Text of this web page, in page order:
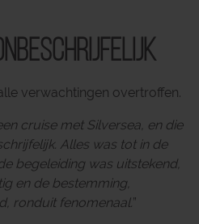
verwachtingen overtroffen.
cruise met Silversea, en die
Alles was tot in de
begeleiding was uitstekend,
en de bestemming,
ronduit fenomenaal.”